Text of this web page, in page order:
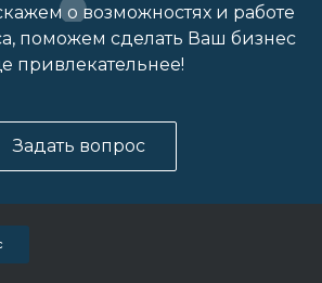
о возможностях и работе
поможем сделать Ваш бизнес
привлекательнее!
Задать вопрос